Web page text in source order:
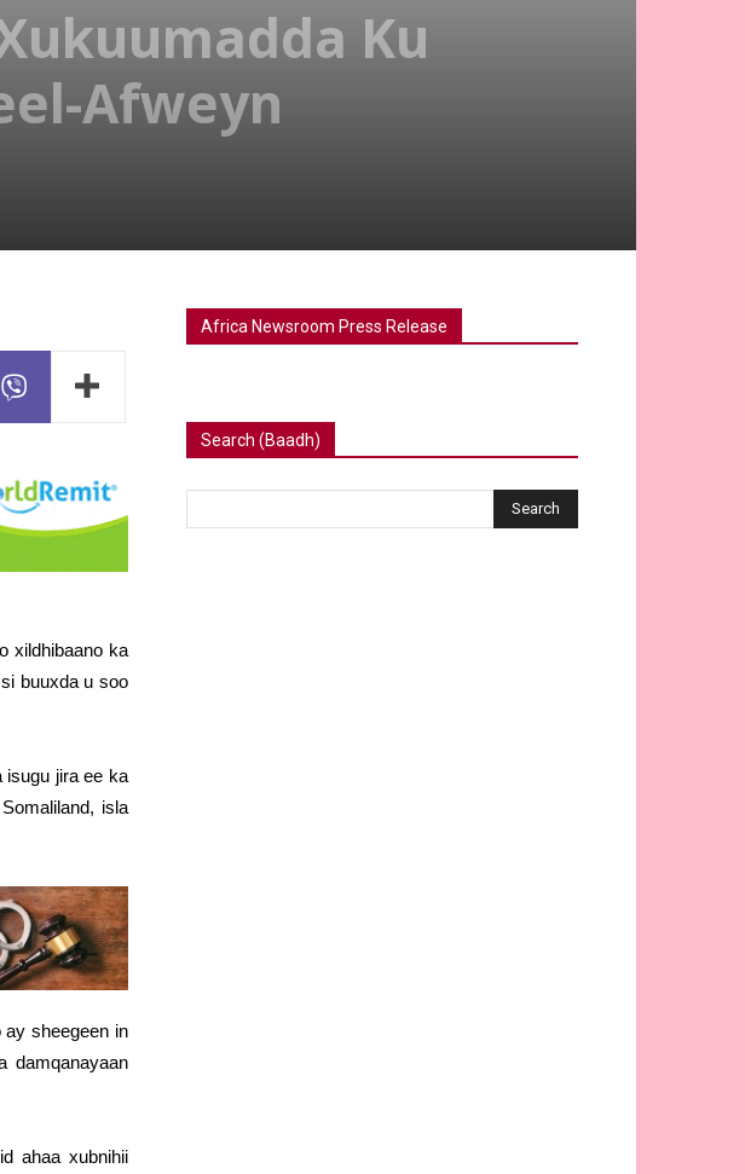
Ku
Afweyn
xildhibaano ka
buuxda u soo
isugu jira ee ka
isla
ay sheegeen in
damqanayaan
ahaa xubnihii
Africa Newsroom Press Release
Search (Baadh)